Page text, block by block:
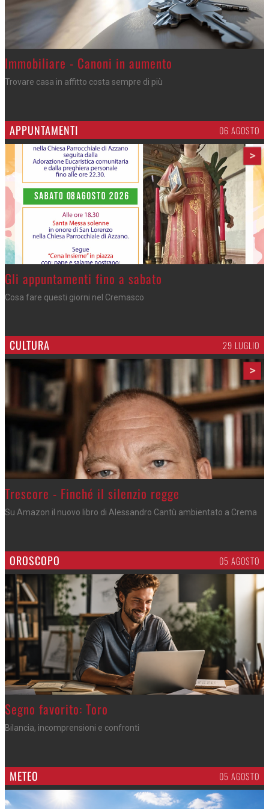
Immobiliare - Canoni in aumento
Trovare casa in affitto costa sempre di più
APPUNTAMENTI 06 AGOSTO
>
Gli appuntamenti fino a sabato
Cosa fare questi giorni nel Cremasco
CULTURA 29 LUGLIO
>
Trescore - Finché il silenzio regge
Su Amazon il nuovo libro di Alessandro Cantù ambientato a Crema
OROSCOPO 05 AGOSTO
>
Segno favorito: Toro
Bilancia, incomprensioni e confronti
METEO 05 AGOSTO